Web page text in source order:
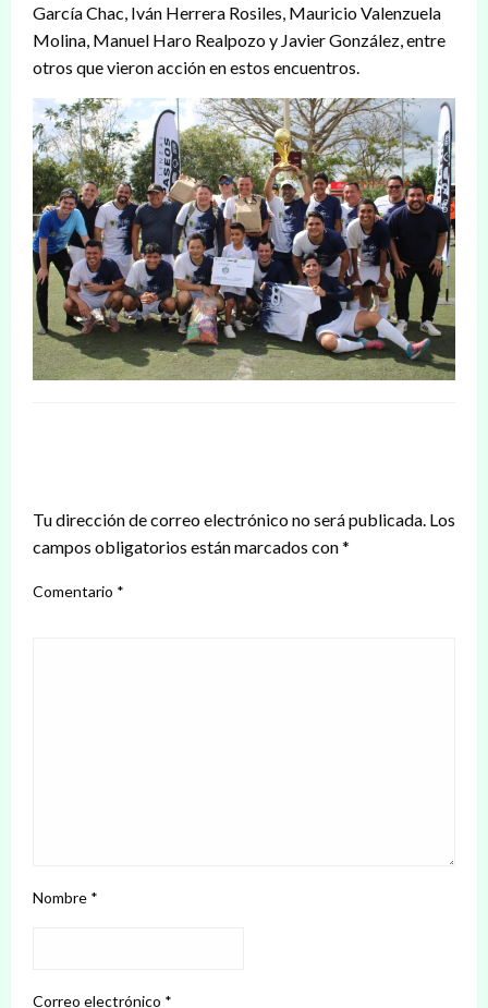
García Chac, Iván Herrera Rosiles, Mauricio Valenzuela
Molina, Manuel Haro Realpozo y Javier González, entre
otros que vieron acción en estos encuentros.
Tu dirección de correo electrónico no será publicada. Los
campos obligatorios están marcados con*
Comentario *
Nombre *
Correo electrónico *